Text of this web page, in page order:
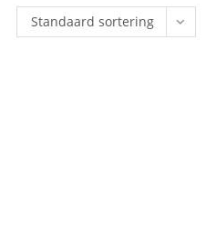
Standaard sortering